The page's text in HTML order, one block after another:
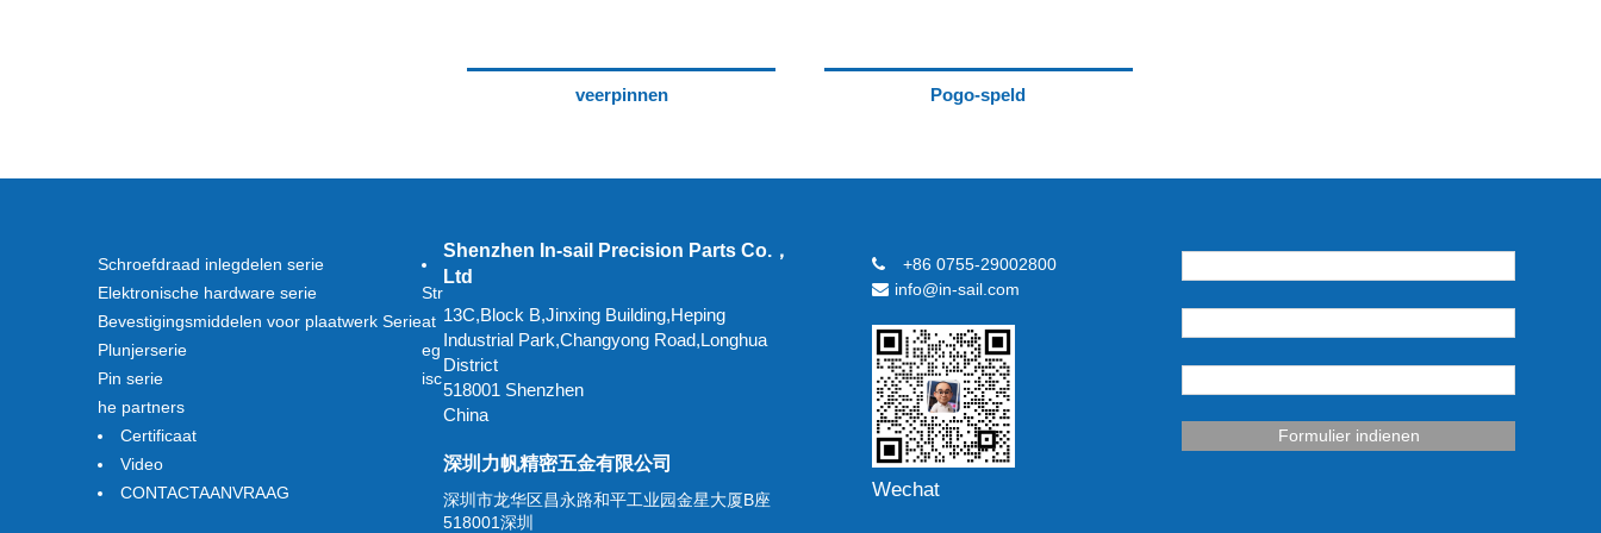
veerpinnen Pogo-speld
Schroefdraad inlegdelen serie
Elektronische hardware serie
Bevestigingsmiddelen voor plaatwerk Serie
Plunjerserie
Pin serie
Str
at
eg
isc
he partners
Certificaat
Video
CONTACTAANVRAAG
Shenzhen In-sail Precision Parts Co.，
Ltd
13C,Block B,Jinxing Building,Heping
Industrial Park,Changyong Road,Longhua
District
518001 Shenzhen
China
深圳力帆精密五金有限公司
深圳市龙华区昌永路和平工业园金星大厦B座
518001深圳
+86 0755-29002800
info@in-sail.com
Wechat
Formulier indienen